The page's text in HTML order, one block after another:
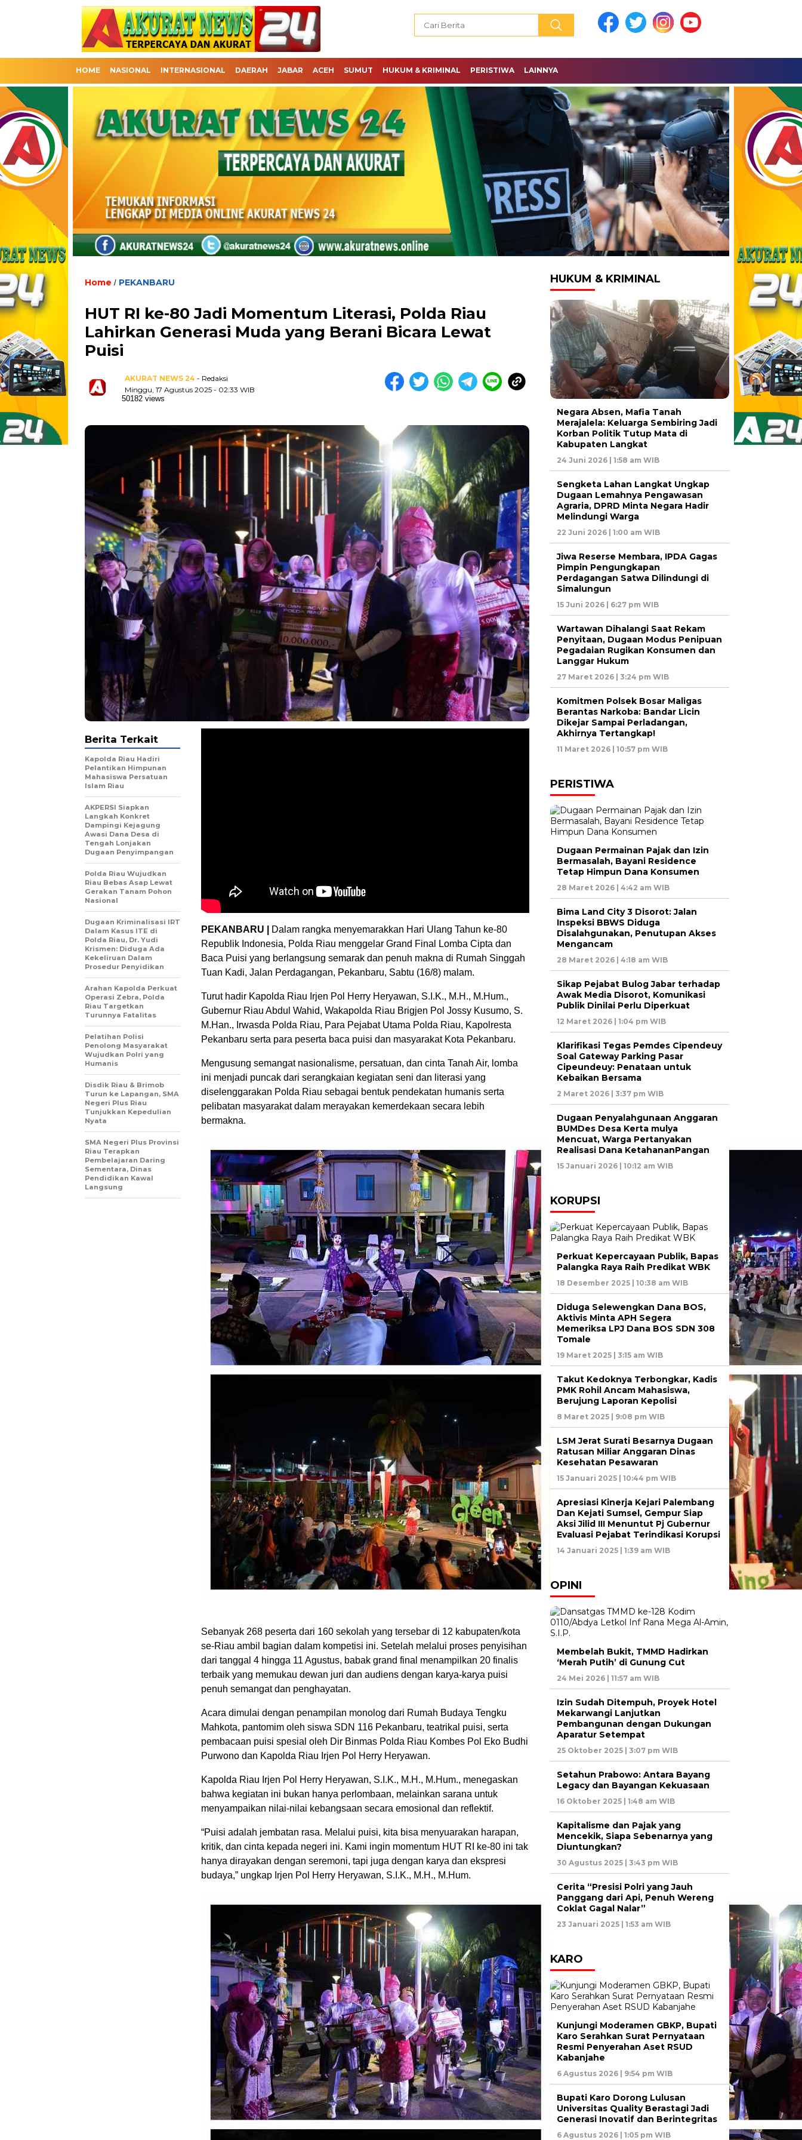
HOME NASIONAL INTERNASIONAL DAERAH JABAR ACEH SUMUT HUKUM & KRIMINAL PERISTIWA LAINNYA
Home / PEKANBARU
HUT RI ke-80 Jadi Momentum Literasi, Polda Riau
Lahirkan Generasi Muda yang Berani Bicara Lewat
Puisi
AKURAT NEWS 24 - Redaksi
Minggu, 17 Agustus 2025 - 02:33 WIB
50182 views
PEKANBARU |
Dalam rangka menyemarakkan Hari Ulang Tahun ke-80
Republik Indonesia, Polda Riau menggelar Grand Final Lomba Cipta dan
Baca Puisi yang berlangsung semarak dan penuh makna di Rumah Singgah
Tuan Kadi, Jalan Perdagangan, Pekanbaru, Sabtu (16/8) malam.
Turut hadir Kapolda Riau Irjen Pol Herry Heryawan, S.I.K., M.H., M.Hum.,
Gubernur Riau Abdul Wahid, Wakapolda Riau Brigjen Pol Jossy Kusumo, S.
M.Han., Irwasda Polda Riau, Para Pejabat Utama Polda Riau, Kapolresta
Pekanbaru serta para peserta baca puisi dan masyarakat Kota Pekanbaru.
Mengusung semangat nasionalisme, persatuan, dan cinta Tanah Air, lomba
ini menjadi puncak dari serangkaian kegiatan seni dan literasi yang
diselenggarakan Polda Riau sebagai bentuk pendekatan humanis serta
pelibatan masyarakat dalam merayakan kemerdekaan secara lebih
bermakna.
Sebanyak 268 peserta dari 160 sekolah yang tersebar di 12 kabupaten/kota
se-Riau ambil bagian dalam kompetisi ini. Setelah melalui proses penyisihan
dari tanggal 4 hingga 11 Agustus, babak grand final menampilkan 20 finalis
terbaik yang memukau dewan juri dan audiens dengan karya-karya puisi
penuh semangat dan penghayatan.
Acara dimulai dengan penampilan monolog dari Rumah Budaya Tengku
Mahkota, pantomim oleh siswa SDN 116 Pekanbaru, teatrikal puisi, serta
pembacaan puisi spesial oleh Dir Binmas Polda Riau Kombes Pol Eko Budhi
Purwono dan Kapolda Riau Irjen Pol Herry Heryawan.
Kapolda Riau Irjen Pol Herry Heryawan, S.I.K., M.H., M.Hum., menegaskan
bahwa kegiatan ini bukan hanya perlombaan, melainkan sarana untuk
menyampaikan nilai-nilai kebangsaan secara emosional dan reflektif.
“Puisi adalah jembatan rasa. Melalui puisi, kita bisa menyuarakan harapan,
kritik, dan cinta kepada negeri ini. Kami ingin momentum HUT RI ke-80 ini tak
hanya dirayakan dengan seremoni, tapi juga dengan karya dan ekspresi
budaya,” ungkap Irjen Pol Herry Heryawan, S.I.K., M.H., M.Hum.
Berita Terkait
Kapolda Riau Hadiri
Pelantikan Himpunan
Mahasiswa Persatuan
Islam Riau
AKPERSI Siapkan
Langkah Konkret
Dampingi Kejagung
Awasi Dana Desa di
Tengah Lonjakan
Dugaan Penyimpangan
Polda Riau Wujudkan
Riau Bebas Asap Lewat
Gerakan Tanam Pohon
Nasional
Dugaan Kriminalisasi IRT
Dalam Kasus ITE di
Polda Riau, Dr. Yudi
Krismen: Diduga Ada
Kekeliruan Dalam
Prosedur Penyidikan
Arahan Kapolda Perkuat
Operasi Zebra, Polda
Riau Targetkan
Turunnya Fatalitas
Pelatihan Polisi
Penolong Masyarakat
Wujudkan Polri yang
Humanis
Disdik Riau & Brimob
Turun ke Lapangan, SMA
Negeri Plus Riau
Tunjukkan Kepedulian
Nyata
SMA Negeri Plus Provinsi
Riau Terapkan
Pembelajaran Daring
Sementara, Dinas
Pendidikan Kawal
Langsung
HUKUM & KRIMINAL
Negara Absen, Mafia Tanah
Merajalela: Keluarga Sembiring Jadi
Korban Politik Tutup Mata di
Kabupaten Langkat
24 Juni 2026 | 1:58 am WIB
Sengketa Lahan Langkat Ungkap
Dugaan Lemahnya Pengawasan
Agraria, DPRD Minta Negara Hadir
Melindungi Warga
22 Juni 2026 | 1:00 am WIB
Jiwa Reserse Membara, IPDA Gagas
Pimpin Pengungkapan
Perdagangan Satwa Dilindungi di
Simalungun
15 Juni 2026 | 6:27 pm WIB
Wartawan Dihalangi Saat Rekam
Penyitaan, Dugaan Modus Penipuan
Pegadaian Rugikan Konsumen dan
Langgar Hukum
27 Maret 2026 | 3:24 pm WIB
Komitmen Polsek Bosar Maligas
Berantas Narkoba: Bandar Licin
Dikejar Sampai Perladangan,
Akhirnya Tertangkap!
11 Maret 2026 | 10:57 pm WIB
PERISTIWA
Dugaan Permainan Pajak dan Izin
Bermasalah, Bayani Residence
Tetap Himpun Dana Konsumen
28 Maret 2026 | 4:42 am WIB
Bima Land City 3 Disorot: Jalan
Inspeksi BBWS Diduga
Disalahgunakan, Penutupan Akses
Mengancam
28 Maret 2026 | 4:18 am WIB
Sikap Pejabat Bulog Jabar terhadap
Awak Media Disorot, Komunikasi
Publik Dinilai Perlu Diperkuat
12 Maret 2026 | 1:04 pm WIB
Klarifikasi Tegas Pemdes Cipendeuy
Soal Gateway Parking Pasar
Cipeundeuy: Penataan untuk
Kebaikan Bersama
2 Maret 2026 | 3:37 pm WIB
Dugaan Penyalahgunaan Anggaran
BUMDes Desa Kerta mulya
Mencuat, Warga Pertanyakan
Realisasi Dana KetahananPangan
15 Januari 2026 | 10:12 am WIB
KORUPSI
Perkuat Kepercayaan Publik, Bapas
Palangka Raya Raih Predikat WBK
18 Desember 2025 | 10:38 am WIB
Diduga Selewengkan Dana BOS,
Aktivis Minta APH Segera
Memeriksa LPJ Dana BOS SDN 308
Tomale
19 Maret 2025 | 3:15 am WIB
Takut Kedoknya Terbongkar, Kadis
PMK Rohil Ancam Mahasiswa,
Berujung Laporan Kepolisi
8 Maret 2025 | 9:08 pm WIB
LSM Jerat Surati Besarnya Dugaan
Ratusan Miliar Anggaran Dinas
Kesehatan Pesawaran
15 Januari 2025 | 10:44 pm WIB
Apresiasi Kinerja Kejari Palembang
Dan Kejati Sumsel, Gempur Siap
Aksi Jilid III Menuntut Pj Gubernur
Evaluasi Pejabat Terindikasi Korupsi
14 Januari 2025 | 1:39 am WIB
OPINI
Membelah Bukit, TMMD Hadirkan
‘Merah Putih’ di Gunung Cut
24 Mei 2026 | 11:57 am WIB
Izin Sudah Ditempuh, Proyek Hotel
Mekarwangi Lanjutkan
Pembangunan dengan Dukungan
Aparatur Setempat
25 Oktober 2025 | 3:07 pm WIB
Setahun Prabowo: Antara Bayang
Legacy dan Bayangan Kekuasaan
16 Oktober 2025 | 1:48 am WIB
Kapitalisme dan Pajak yang
Mencekik, Siapa Sebenarnya yang
Diuntungkan?
30 Agustus 2025 | 3:43 pm WIB
Cerita “Presisi Polri yang Jauh
Panggang dari Api, Penuh Wereng
Coklat Gagal Nalar”
23 Januari 2025 | 1:53 am WIB
KARO
Kunjungi Moderamen GBKP, Bupati
Karo Serahkan Surat Pernyataan
Resmi Penyerahan Aset RSUD
Kabanjahe
6 Agustus 2026 | 9:54 pm WIB
Bupati Karo Dorong Lulusan
Universitas Quality Berastagi Jadi
Generasi Inovatif dan Berintegritas
6 Agustus 2026 | 1:05 pm WIB